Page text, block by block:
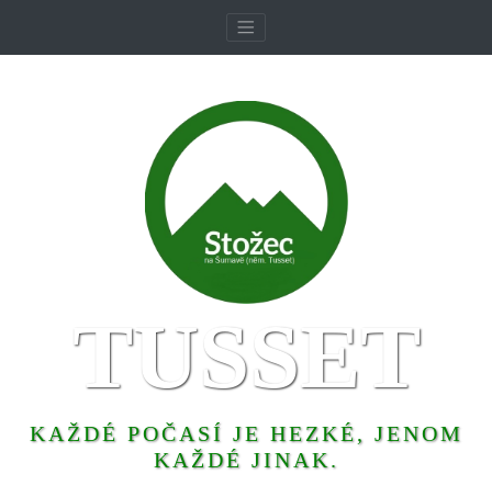
TUSSET
KAŽDÉ POČASÍ JE HEZKÉ, JENOM
KAŽDÉ JINAK.